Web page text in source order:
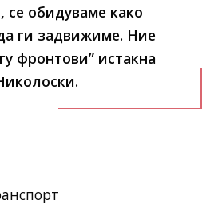
се обидуваме како
ги задвижиме. Ние
фронтови” истакна